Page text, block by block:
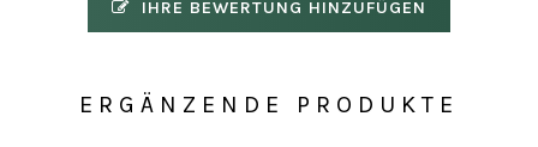
IHRE BEWERTUNG HINZUFÜGEN
ERGÄNZENDE PRODUKTE